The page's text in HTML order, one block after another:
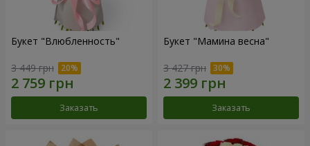
Букет "Влюбленность"
3 449 грн
Заказать
Букет "Мамина весна"
3 427 грн
Заказать